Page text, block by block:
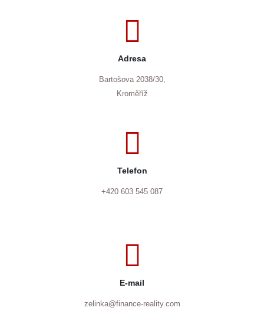
Adresa
Bartošova 2038/30,
Kroměříž
Telefon
+420 603 545 087
E-mail
zelinka@finance-reality.com